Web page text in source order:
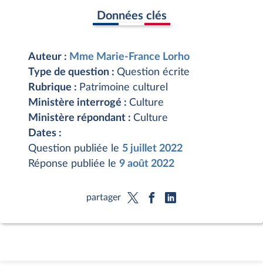
Données clés
Auteur : Mme Marie-France Lorho
Type de question : Question écrite
Rubrique : Patrimoine culturel
Ministère interrogé : Culture
Ministère répondant : Culture
Dates :
Question publiée le 5 juillet 2022
Réponse publiée le 9 août 2022
partager